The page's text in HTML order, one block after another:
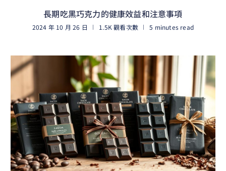
長期吃黑巧克力的健康效益和注意事項
2024 年 10 月 26 日 1.5K 觀看次數
5 minutes read